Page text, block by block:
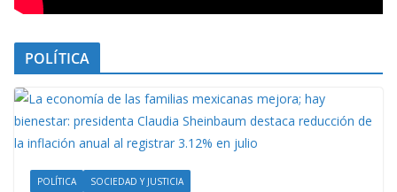
POLÍTICA
POLÍTICA SOCIEDAD Y JUSTICIA